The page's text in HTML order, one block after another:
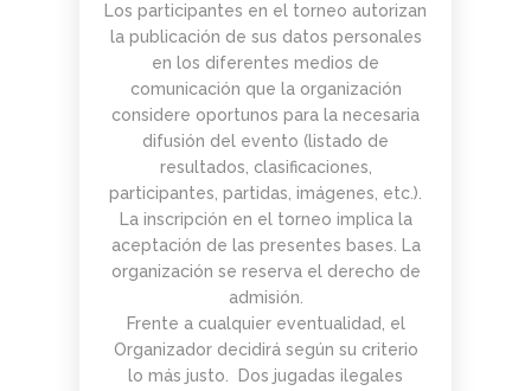
Los participantes en el torneo autorizan
la publicación de sus datos personales
en los diferentes medios de
comunicación que la organización
considere oportunos para la necesaria
difusión del evento (listado de
resultados, clasificaciones,
participantes, partidas, imágenes, etc.).
La inscripción en el torneo implica la
aceptación de las presentes bases. La
organización se reserva el derecho de
admisión.
Frente a cualquier eventualidad, el
Organizador decidirá según su criterio
lo más justo. Dos jugadas ilegales